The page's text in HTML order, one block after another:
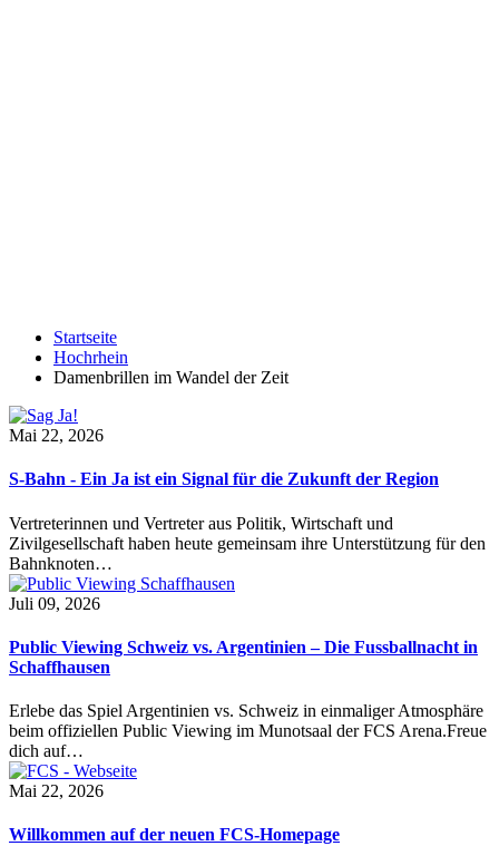
Startseite
Hochrhein
Damenbrillen im Wandel der Zeit
Mai 22, 2026
S-Bahn - Ein Ja ist ein Signal für die Zukunft der Region
Vertreterinnen und Vertreter aus Politik, Wirtschaft und
Zivilgesellschaft haben heute gemeinsam ihre Unterstützung für den
Bahnknoten…
Juli 09, 2026
Public Viewing Schweiz vs. Argentinien – Die Fussballnacht in
Schaffhausen
Erlebe das Spiel Argentinien vs. Schweiz in einmaliger Atmosphäre
beim offiziellen Public Viewing im Munotsaal der FCS Arena.Freue
dich auf…
Mai 22, 2026
Willkommen auf der neuen FCS-Homepage